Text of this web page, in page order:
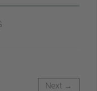
Next →